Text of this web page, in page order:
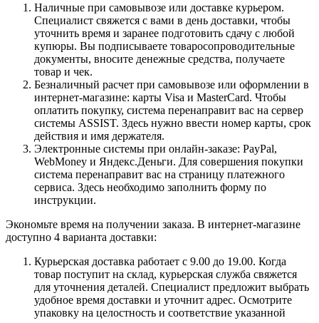
Наличные при самовывозе или доставке курьером.
Специалист свяжется с вами в день доставки, чтобы
уточнить время и заранее подготовить сдачу с любой
купюры. Вы подписываете товаросопроводительные
документы, вносите денежные средства, получаете
товар и чек.
Безналичный расчет при самовывозе или оформлении в
интернет-магазине: карты Visa и MasterCard. Чтобы
оплатить покупку, система перенаправит вас на сервер
системы ASSIST. Здесь нужно ввести номер карты, срок
действия и имя держателя.
Электронные системы при онлайн-заказе: PayPal,
WebMoney и Яндекс.Деньги. Для совершения покупки
система перенаправит вас на страницу платежного
сервиса. Здесь необходимо заполнить форму по
инструкции.
Экономьте время на получении заказа. В интернет-магазине
доступно 4 варианта доставки:
Курьерская доставка работает с 9.00 до 19.00. Когда
товар поступит на склад, курьерская служба свяжется
для уточнения деталей. Специалист предложит выбрать
удобное время доставки и уточнит адрес. Осмотрите
упаковку на целостность и соответствие указанной